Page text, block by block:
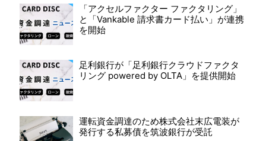
「アクセルファクター ファクタリング」
と「Vankable 請求書カード払い」が連携
を開始
足利銀行が「足利銀行クラウドファクタ
リング powered by OLTA」を提供開始
運転資金調達のため株式会社末広電装が
発行する私募債を筑波銀行が受託